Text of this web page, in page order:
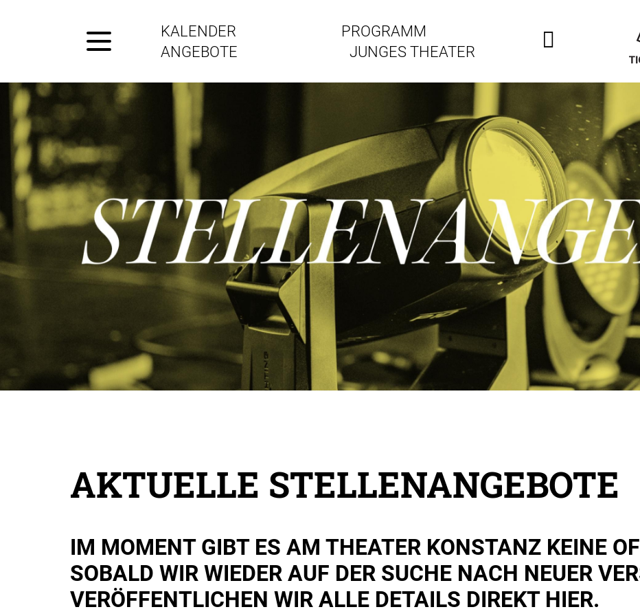
KALENDER
PROGRAMM
ANGEBOTE
JUNGES THEATER
AKTUELLE STELLENANGEBOTE
IM MOMENT GIBT ES AM THEATER KONSTANZ KEINE
SOBALD WIR WIEDER AUF DER SUCHE NACH NEUER
VERÖFFENTLICHEN WIR ALLE DETAILS DIREKT HIER.